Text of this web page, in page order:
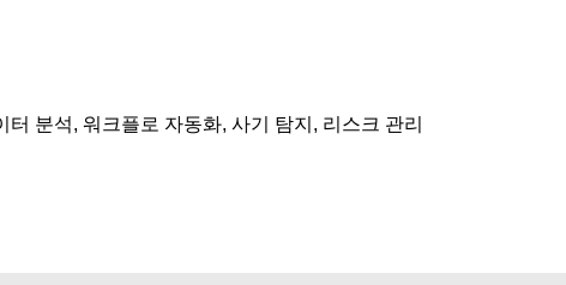
분석, 워크플로 자동화, 사기 탐지, 리스크 관리